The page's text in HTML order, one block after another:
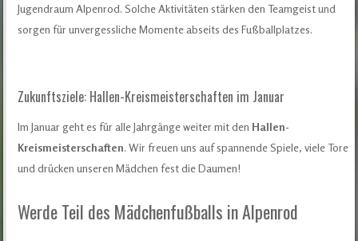
Jugendraum Alpenrod. Solche Aktivitäten stärken den Teamgeist und
sorgen für unvergessliche Momente abseits des Fußballplatzes.
Zukunftsziele: Hallen-Kreismeisterschaften im Januar
Im Januar geht es für alle Jahrgänge weiter mit den Hallen-
Kreismeisterschaften. Wir freuen uns auf spannende Spiele, viele Tore
und drücken unseren Mädchen fest die Daumen!
Werde Teil des Mädchenfußballs in Alpenrod